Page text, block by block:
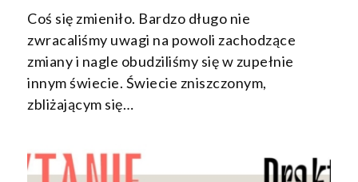
Coś się zmieniło. Bardzo długo nie
zwracaliśmy uwagi na powoli zachodzące
zmiany i nagle obudziliśmy się w zupełnie
innym świecie. Świecie zniszczonym,
zbliżającym się…